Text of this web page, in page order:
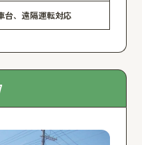
台、遠隔運転対応